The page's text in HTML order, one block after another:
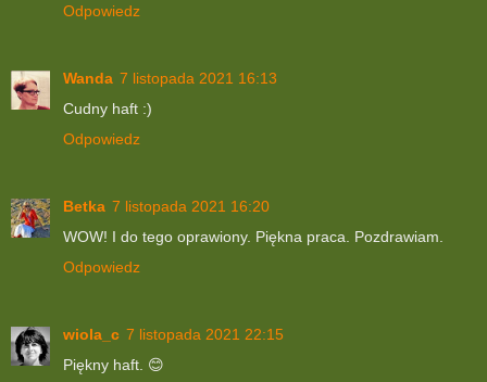
Odpowiedz
Wanda 7 listopada 2021 16:13
Cudny haft :)
Odpowiedz
Betka 7 listopada 2021 16:20
WOW! I do tego oprawiony. Piękna praca. Pozdrawiam.
Odpowiedz
wiola_c 7 listopada 2021 22:15
Piękny haft. 😊